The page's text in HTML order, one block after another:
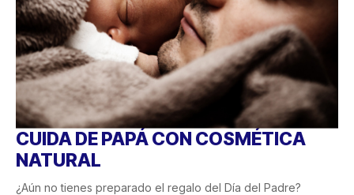
CUIDA DE PAPÁ CON COSMÉTICA
NATURAL
¿Aún no tienes preparado el regalo del Día del Padre?